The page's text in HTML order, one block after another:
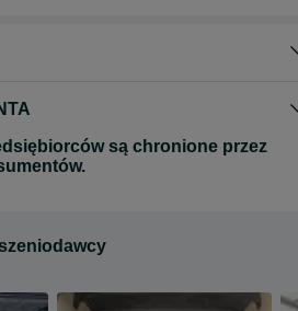
są chronione przez